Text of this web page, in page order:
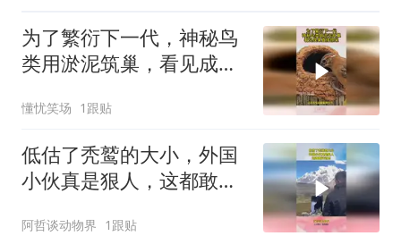
为了繁衍下一代，神秘鸟
类用淤泥筑巢，看见成果
懂忧笑场 1跟贴
低估了秃鹫的大小，外国
小伙真是狠人，这都敢站
阿哲谈动物界 1跟贴